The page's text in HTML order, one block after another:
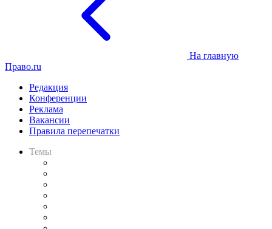
На главную
Право.ru
Редакция
Конференции
Реклама
Вакансии
Правила перепечатки
Темы